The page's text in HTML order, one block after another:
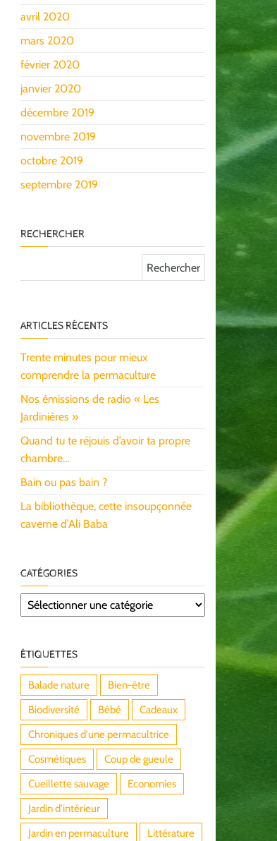
avril 2020
mars 2020
février 2020
janvier 2020
décembre 2019
novembre 2019
octobre 2019
septembre 2019
RECHERCHER
ARTICLES RÉCENTS
Trente minutes pour mieux
comprendre la permaculture
Nos émissions de radio « Les
Jardinières »
Quand tu te réjouis d’avoir ta propre
chambre…
Bain ou pas bain ?
La bibliothèque, cette insoupçonnée
caverne d’Ali Baba
CATÉGORIES
Catégories
ÉTIQUETTES
Balade nature
Bien-être
Biodiversité
Bébé
Cadeaux
Chroniques d'une permacultrice
Cosmétiques
Coup de gueule
Cueillette sauvage
Economies
Jardin d'intérieur
Jardin en permaculture
Littérature